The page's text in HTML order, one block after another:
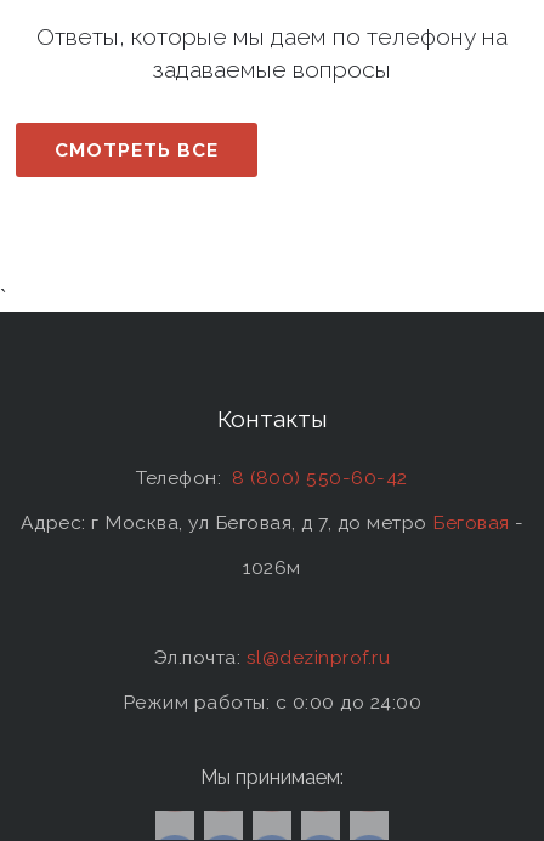
Ответы, которые мы даем по телефону на
задаваемые вопросы
СМОТРЕТЬ ВСЕ
`
Контакты
Телефон: 8 (800) 550-60-42
Адрес: г Москва, ул Беговая, д 7, до метро Беговая -
1026м
Эл.почта: sl@dezinprof.ru
Режим работы: c 0:00 до 24:00
Мы принимаем: